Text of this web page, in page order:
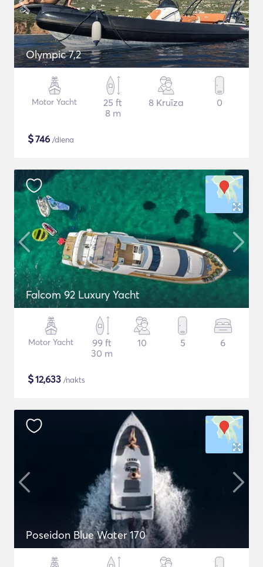
Olympic 7,2
Motor Yacht
25 ft
8 m
8 Kruīza 0
$746 /diena
Falcom 92 Luxury Yacht
Motor Yacht
99 ft
30 m
10 5 6
$12,633 /nakts
Poseidon Blue Water 170